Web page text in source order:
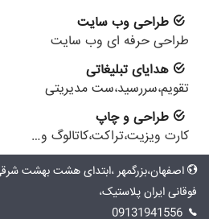
طراحی وب سایت
طراحی حرفه ای وب سایت
هدایای تبلیغاتی
تقویم،سررسید،ست مدیریتی
طراحی و چاپ
کارت ویزیت،تراکت،کاتالوگ و…
فوقانی ایران پلاستیک،